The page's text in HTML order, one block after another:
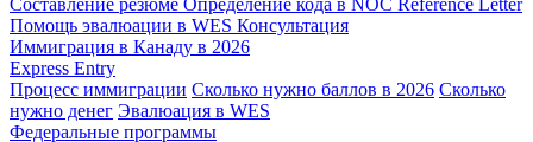
Помощь эвалюации в WES Консультация
Иммиграция в Канаду в 2026
Express Entry
Процесс иммиграции Сколько нужно баллов в 2026 Сколько
нужно денег Эвалюация в WES
Федеральные программы